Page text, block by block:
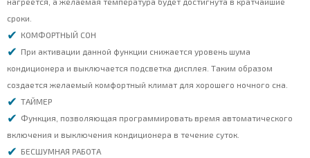
сроки.
КОМФОРТНЫЙ СОН
При активации данной функции снижается уровень шума
кондиционера и выключается подсветка дисплея. Таким образом
создается желаемый комфортный климат для хорошего ночного сна.
ТАЙМЕР
Функция, позволяющая программировать время автоматического
включения и выключения кондиционера в течение суток.
БЕСШУМНАЯ РАБОТА